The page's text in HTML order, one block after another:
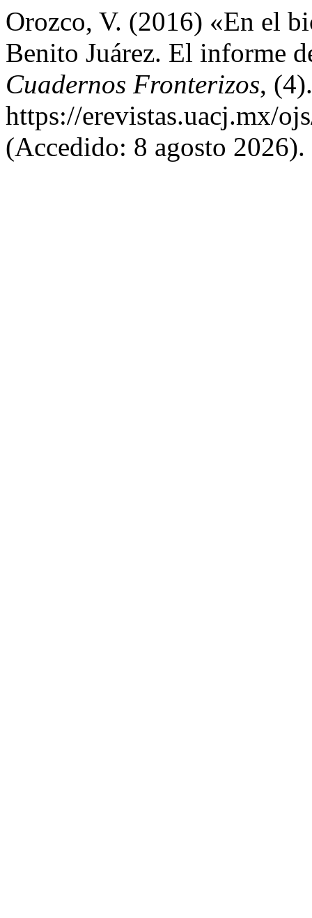
Orozco, V. (2016) «En el
Benito Juárez. El informe
Cuadernos Fronterizos,
https://erevistas.uacj.mx/
(Accedido: 8 agosto 2026).